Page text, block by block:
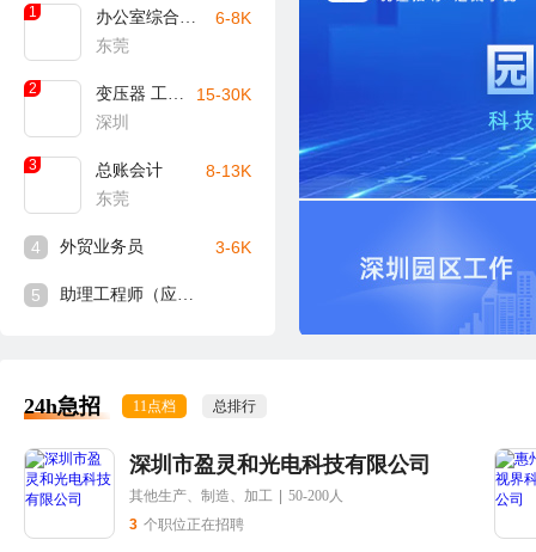
1
办公室综合文员
东莞
6-8K
2
变压器 工艺工程师
深圳
15-30K
3
总账会计
东莞
8-13K
4 外贸业务员 3-6K
5 助理工程师（应届生可入）
24h急招 11点档 总排行
深圳市盈灵和光电科技有限公司
其他生产、制造、加工
50-200人
3 个职位正在招聘